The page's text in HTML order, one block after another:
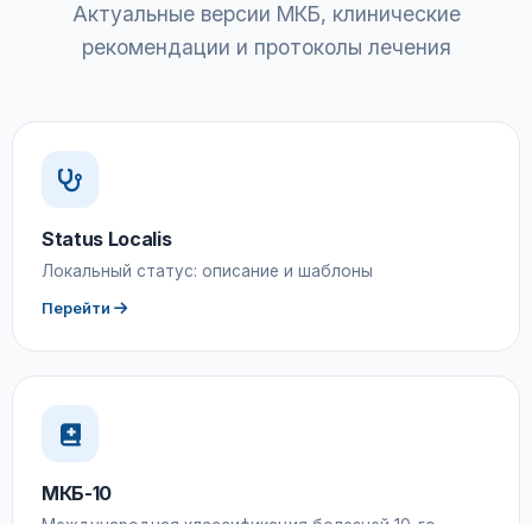
Актуальные версии МКБ, клинические
рекомендации и протоколы лечения
Status Localis
Локальный статус: описание и шаблоны
Перейти
МКБ-10